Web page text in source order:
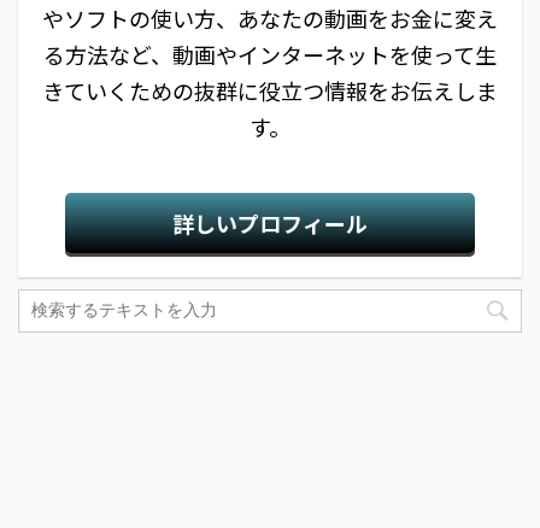
やソフトの使い方、あなたの動画をお金に変え
る方法など、動画やインターネットを使って生
きていくための抜群に役立つ情報をお伝えしま
す。
詳しいプロフィール